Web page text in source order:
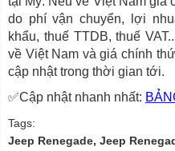
do phí vận chuyển, lợi
khẩu, thuế TTDB, thuế
về Việt Nam và giá chính
cập nhật trong thời gian tới.
✅Cập nhật nhanh nhất:
Tags:
Jeep Renegade, Jeep